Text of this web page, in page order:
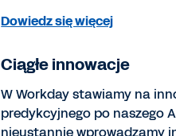
Dowiedz się więcej
Ciągłe innowacje
W Workday stawiamy na
predykcyjnego po naszego